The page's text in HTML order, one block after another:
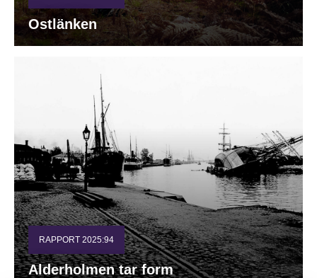
Ostlänken
RAPPORT 2025:94
Alderholmen tar form